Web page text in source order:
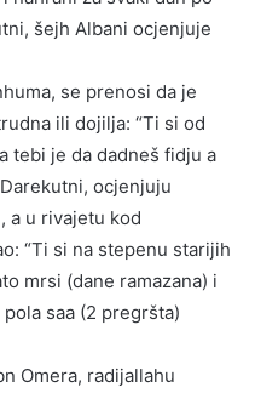
šejh Albani ocjenjuje
se prenosi da je
ili dojilja: “Ti si od
tebi je da dadneš fidju a
ocjenjuju
a u rivajetu kod
“Ti si na stepenu starijih
mrsi (dane ramazana) i
saa (2 pregršta)
Omera, radijallahu